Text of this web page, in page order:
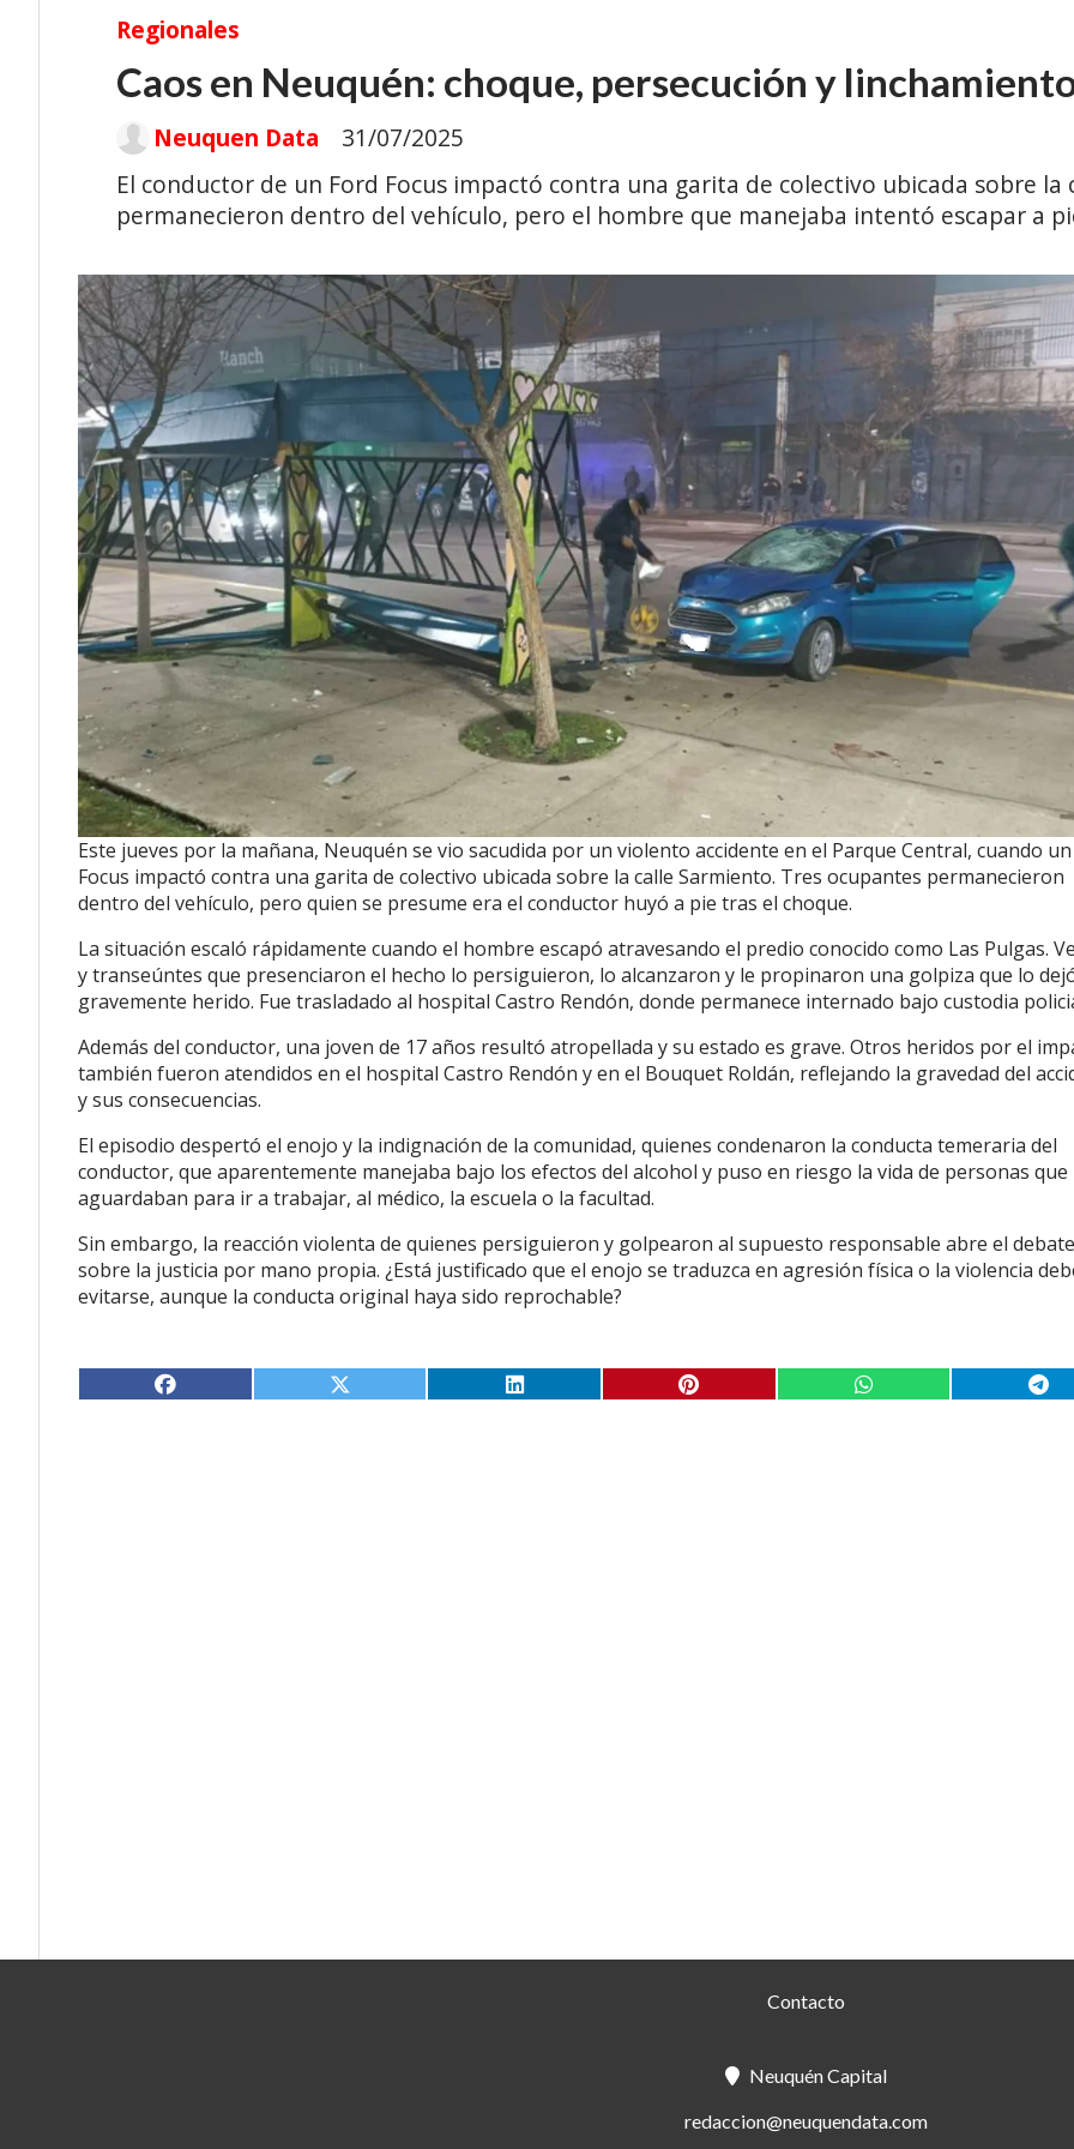
Caos en Neuquén: choque, persecución y
El conductor de un Ford Focus impactó contra una garita de colectivo ubicada sobre
permanecieron dentro del vehículo, pero el hombre que manejaba intentó escapar a
Regionales
31/07/2025
Neuquen Data
Este jueves por la mañana, Neuquén se vio sacudida por un violento accidente en el Parque Central, cuando
Focus impactó contra una garita de colectivo ubicada sobre la calle Sarmiento. Tres ocupantes permanecieron
dentro del vehículo, pero quien se presume era el conductor huyó a pie tras el choque.
La situación escaló rápidamente cuando el hombre escapó atravesando el predio conocido como Las Pulgas.
y transeúntes que presenciaron el hecho lo persiguieron, lo alcanzaron y le propinaron una golpiza que lo
gravemente herido. Fue trasladado al hospital Castro Rendón, donde permanece internado bajo custodia
Además del conductor, una joven de 17 años resultó atropellada y su estado es grave. Otros heridos por el
también fueron atendidos en el hospital Castro Rendón y en el Bouquet Roldán, reflejando la gravedad del
y sus consecuencias.
El episodio despertó el enojo y la indignación de la comunidad, quienes condenaron la conducta temeraria del
conductor, que aparentemente manejaba bajo los efectos del alcohol y puso en riesgo la vida de personas que
aguardaban para ir a trabajar, al médico, la escuela o la facultad.
Sin embargo, la reacción violenta de quienes persiguieron y golpearon al supuesto responsable abre el debate
sobre la justicia por mano propia. ¿Está justificado que el enojo se traduzca en agresión física o la violencia
evitarse, aunque la conducta original haya sido reprochable?
Contacto
Neuquén Capital
redaccion@neuquendata.com